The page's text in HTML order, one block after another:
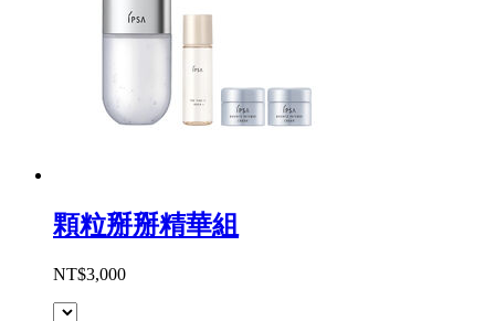
顆粒掰掰精華組
NT$3,000